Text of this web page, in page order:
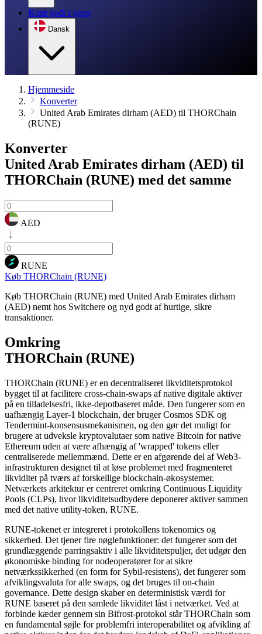
Kom godt i gang
Dansk
Hjemmeside
Konverter
United Arab Emirates dirham (AED) til THORChain
(RUNE)
Konverter
United Arab Emirates dirham (AED) til
THORChain (RUNE) med det samme
AED
RUNE
Køb THORChain (RUNE)
Køb THORChain (RUNE) med United Arab Emirates dirham
(AED) nemt hos Switchere og nyd godt af hurtige, sikre
transaktioner.
Omkring
THORChain (RUNE)
THORChain (RUNE) er en decentraliseret likviditetsprotokol
bygget til at facilitere cross-chain-swaps af native digitale aktiver
på en tilladelsesfri, ikke-depotbaseret måde. Den fungerer som en
uafhængig Layer-1 blockchain, der bruger Cosmos SDK og
Tendermint-konsensusmekanismen, og den gør det muligt for
brugere at udveksle kryptovalutaer som native Bitcoin for native
Ethereum uden at være afhængig af 'wrapped' tokens eller
centraliserede mellemmænd. Dette er en afgørende del af Web3-
infrastrukturen designet til at løse problemet med fragmenteret
likviditet på tværs af forskellige blockchain-økosystemer.
Netværkets arkitektur er centreret omkring Continuous Liquidity
Pools (CLPs), hvor likviditetsudbydere deponerer aktiver sammen
med det native utility-token, RUNE.
RUNE-tokenet er integreret i protokollens tokenomics og
sikkerhed. Det tjener fire nøglefunktioner: det fungerer som det
grundlæggende parringsaktiv i alle likviditetspuljer, det udgør den
økonomiske binding for nodeoperatører for at sikre
netværkssikkerhed (en form for Sybil-resistens), det fungerer som
afviklingsvaluta for alle swaps, og det bruges til on-chain
governance. Dette design skaber en deterministisk værdi for
RUNE baseret på den samlede likviditet låst i netværket. Ved at
forbinde kæder gennem sin Bifrost-protokol står THORChain som
en fundamental søjle for problemfri interoperabilitet og afvikling af